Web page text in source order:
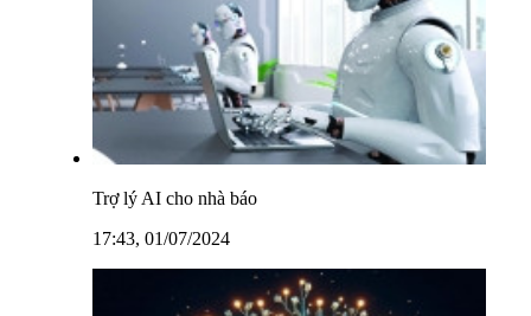
Trợ lý AI cho nhà báo
17:43, 01/07/2024